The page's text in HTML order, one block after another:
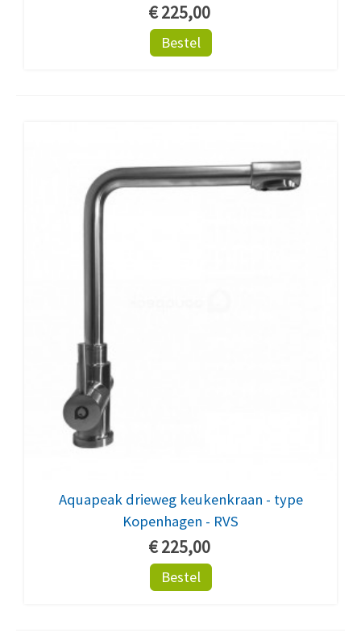
€ 225,00
Bestel
Aquapeak drieweg keukenkraan - type
Kopenhagen - RVS
€ 225,00
Bestel